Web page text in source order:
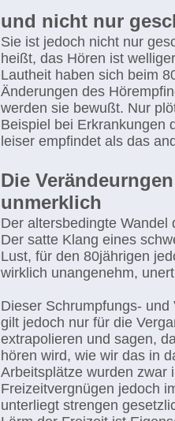
und nicht nur
Sie ist jedoch nicht nur
heißt, das Hören ist
Lautheit haben sich beim
Änderungen des
werden sie bewußt. Nur
Beispiel bei Erkrankungen
leiser empfindet als das
Die
unmerklich
Der altersbedingte
Der satte Klang eines
Lust, für den 80jährigen
wirklich unangenehm,
Dieser Schrumpfungs-
gilt jedoch nur für die
extrapolieren und sagen,
hören wird, wie wir das in
Arbeitsplätze wurden zwar
Freizeitvergnügen jedoch
unterliegt strengen